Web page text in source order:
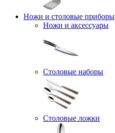
Ножи и столовые приборы
Ножи и аксессуары
Столовые наборы
Столовые ложки